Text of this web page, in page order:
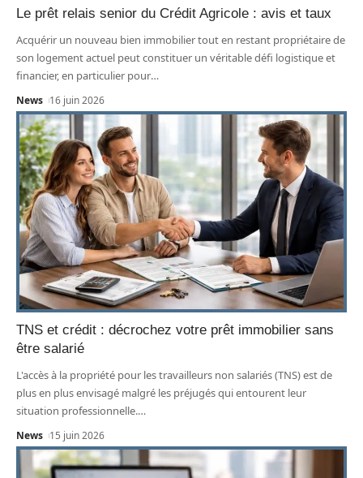
Le prêt relais senior du Crédit Agricole : avis et taux
Acquérir un nouveau bien immobilier tout en restant propriétaire de
son logement actuel peut constituer un véritable défi logistique et
financier, en particulier pour…
News 16 juin 2026
TNS et crédit : décrochez votre prêt immobilier sans
être salarié
L'accès à la propriété pour les travailleurs non salariés (TNS) est de
plus en plus envisagé malgré les préjugés qui entourent leur
situation professionnelle.…
News 15 juin 2026